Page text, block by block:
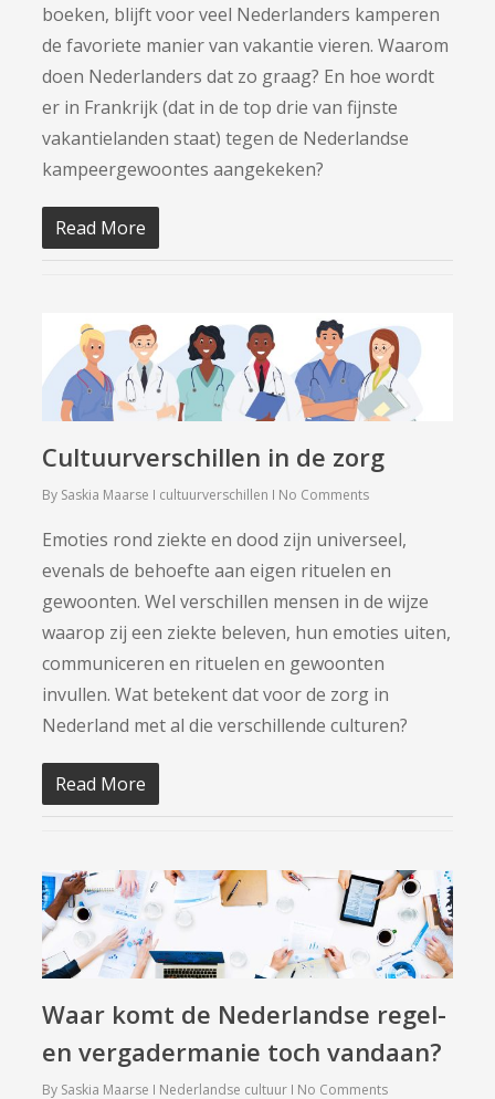
boeken, blijft voor veel Nederlanders kamperen
de favoriete manier van vakantie vieren. Waarom
doen Nederlanders dat zo graag? En hoe wordt
er in Frankrijk (dat in de top drie van fijnste
vakantielanden staat) tegen de Nederlandse
kampeergewoontes aangekeken?
Read More
Cultuurverschillen in de zorg
By Saskia Maarse cultuurverschillen No Comments
Emoties rond ziekte en dood zijn universeel,
evenals de behoefte aan eigen rituelen en
gewoonten. Wel verschillen mensen in de wijze
waarop zij een ziekte beleven, hun emoties uiten,
communiceren en rituelen en gewoonten
invullen. Wat betekent dat voor de zorg in
Nederland met al die verschillende culturen?
Read More
Waar komt de Nederlandse regel-
en vergadermanie toch vandaan?
By Saskia Maarse Nederlandse cultuur No Comments